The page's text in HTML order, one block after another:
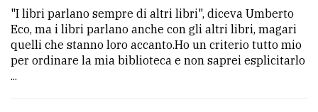
"I libri parlano sempre di altri libri", diceva Umberto
Eco, ma i libri parlano anche con gli altri libri, magari
quelli che stanno loro accanto.Ho un criterio tutto mio
per ordinare la mia biblioteca e non saprei esplicitarlo
...